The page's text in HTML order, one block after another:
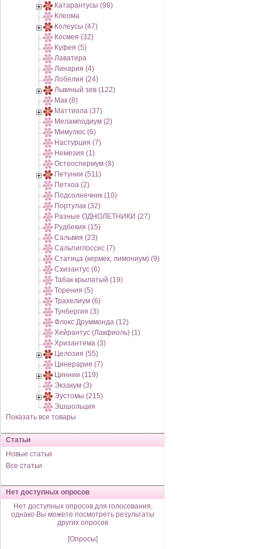
Катарантусы (98)
Клеома
Колеусы (47)
Космея (32)
Куфея (5)
Лаватера
Линария (4)
Лобелия (24)
Львиный зев (122)
Мак (8)
Маттиола (37)
Меламподиум (2)
Мимулюс (6)
Настурция (7)
Немезия (1)
Остеоспермум (8)
Петунии (511)
Петхоа (2)
Подсолнечник (10)
Портулак (32)
Разные ОДНОЛЕТНИКИ (27)
Рудбекия (15)
Сальвия (23)
Сальпиглоссис (7)
Статица (кермек, лимониум) (9)
Схизантус (6)
Табак крылатый (19)
Торения (5)
Трахелиум (6)
Тунбергия (3)
Флокс Друммонда (12)
Хейрантус (Лакфиоль) (1)
Хризантема (3)
Целозия (55)
Цинерария (7)
Циннии (119)
Экзакум (3)
Эустомы (215)
Эшшольция
Показать все товары
Статьи
Новые статьи
Все статьи
Нет доступных опросов
Нет доступных опросов для голосования,
однако Вы можете посмотреть результаты
других опросов
[Опросы]